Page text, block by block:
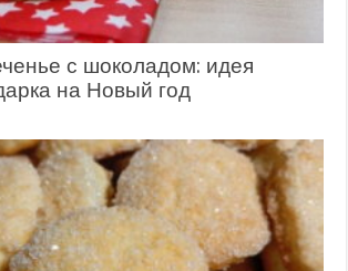
с шоколадом: идея
на Новый год